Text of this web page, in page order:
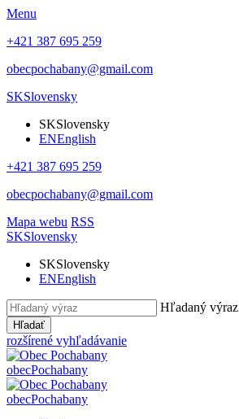
Menu
+421 387 695 259
obecpochabany@gmail.com
SKSlovensky
SKSlovensky
ENEnglish
+421 387 695 259
obecpochabany@gmail.com
Mapa webu RSS
SKSlovensky
SKSlovensky
ENEnglish
Hľadaný výraz
Hľadať
rozšírené vyhľadávanie
obecPochabany
obecPochabany